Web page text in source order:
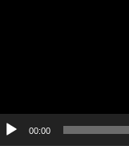
00:00